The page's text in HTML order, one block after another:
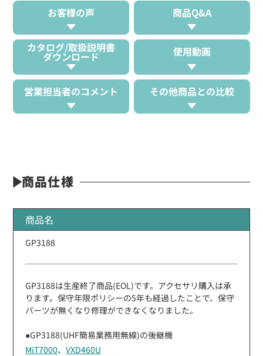
お客様の声 商品Q&A
カタログ/取扱説明書
ダウンロード 使用動画
営業担当者のコメント その他商品との比較
商品仕様
商品名
GP3188
GP3188は生産終了商品(EOL)です。アクセサリ購入は承
ります。保守年限ポリシーの5年も経過したことで、保守
パーツが無くなり修理ができなくなりました。
●GP3188(UHF簡易業務用無線)の後継機
MiT7000、VXD460U